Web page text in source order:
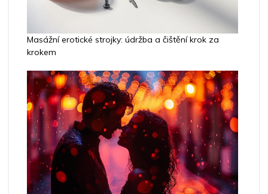
Masážní erotické strojky: údržba a čištění krok za
krokem